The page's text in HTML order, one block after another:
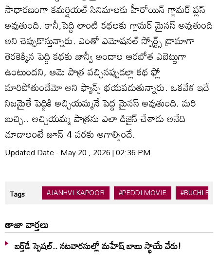
సాధారణంగా కమర్షియల్ సినిమాలకు హీరోయిన్ గ్లామర్ ప్లస్
అవుతుంది. కానీ,పెద్ది లాంటి కథలకు గ్లామర్ మైనస్ అవుతుంది
అని చెప్పుకొస్తున్నారు. ఎంతో ఎమోషనల్ స్పోర్ట్స్ డ్రామాగా
తెరకెక్కిన పెద్ది కథకు జాన్వీ అందాల ఆరబోత ఎబెట్టుగా
ఉంటుందని, ఆమె పాత్ర వచ్చినప్పుడల్లా కథ ఫ్లో
మారిపోతుందేమో అని ఫ్యాన్స్ భయపడుతున్నారు. ఒకవేళ ఇదే
నిజమైతే పెద్దికి అచ్చియమ్మనే పెద్ద మైనస్ అవుతుంది. మరి
బుచ్చి.. అచ్చియమ్మ పాత్రను ఎలా డిజైన్ చేశాడు అనేది
చూడాలంటే జూన్ 4 వరకు ఆగాల్సిందే.
Updated Date - May 20 , 2026 | 02:36 PM
Tags #JANHVI KAPOOR #PEDDI MOVIE #BUCHI
తాజా వార్తలు
బర్త్‌‌డే స్పెషల్.. నటవారసుల్లో మహేష్ బాబు స్థాయే వేరు!